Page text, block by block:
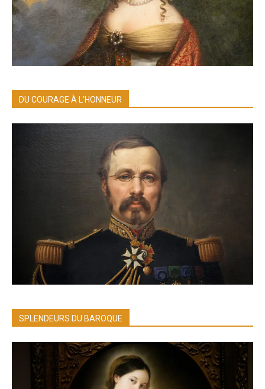
DU COURAGE À L’HONNEUR
SPLENDEURS DU BAROQUE